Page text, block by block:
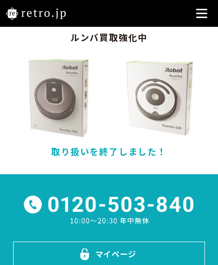
ルンバ買取強化中
取り扱いを終了しました！
マイページ